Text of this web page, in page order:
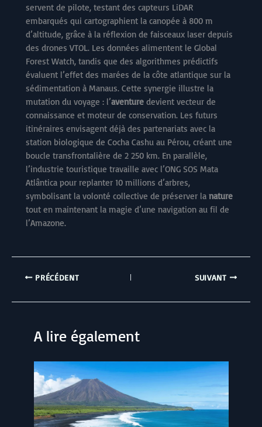
servent de pilote, testant des capteurs LiDAR
embarqués qui cartographient la canopée à 800 m
d’altitude, grâce à la réflexion de faisceaux laser depuis
des drones VTOL. Les données alimentent le Global
Forest Watch, tandis que des algorithmes prédictifs
évaluent l’effet des marées de la côte atlantique sur la
sédimentation à Manaus. Cette synergie illustre la
mutation du voyage : l’aventure devient vecteur de
connaissance et moteur de conservation. Les futurs
itinéraires envisagent déjà des partenariats avec la
station biologique de Cocha Cashu au Pérou, créant une
boucle transfrontalière de 2 250 km. En parallèle,
l’industrie touristique travaille avec l’ONG SOS Mata
Atlântica pour replanter 10 millions d’arbres,
symbolisant la volonté collective de préserver la nature
tout en maintenant la magie d’une navigation au fil de
l’Amazone.
PRÉCÉDENT SUIVANT
A lire également